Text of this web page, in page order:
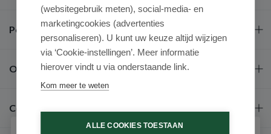
Populaire merken
Over ons
Contact
(websitegebruik meten), social-media- en
marketingcookies (advertenties
personaliseren). U kunt uw keuze altijd wijzigen
via ‘Cookie-instellingen’. Meer informatie
hierover vindt u via onderstaande link.
Kom meer te weten
ALLE COOKIES TOESTAAN